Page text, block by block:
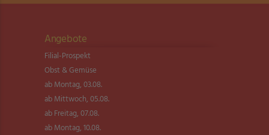
Angebote
Filial-Prospekt
Obst & Gemüse
ab Montag, 03.08.
ab Mittwoch, 05.08.
ab Freitag, 07.08.
ab Montag, 10.08.